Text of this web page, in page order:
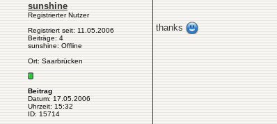
sunshine
Registrierter Nutzer
Registriert seit: 11.05.2006
Beiträge: 4
sunshine: Offline
Ort: Saarbrücken
Beitrag
Datum: 17.05.2006
Uhrzeit: 15:32
ID: 15714
thanks